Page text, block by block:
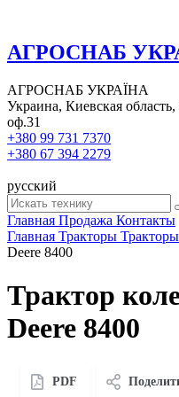
АГРОСНАБ
АГРОСНАБ УКРАЇНА
Украина, Киевская
оф.31
+380 99 731 7370
+380 67 394 2279
русский
Главная Продажа Контакты
Главная Тракторы
Deere 8400
Трактор
Deere 8400
PDF